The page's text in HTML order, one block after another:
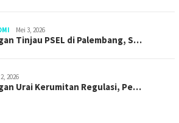
Mei 3, 2026
Tinjau PSEL di Palembang, S…
2026
Urai Kerumitan Regulasi, Pe…